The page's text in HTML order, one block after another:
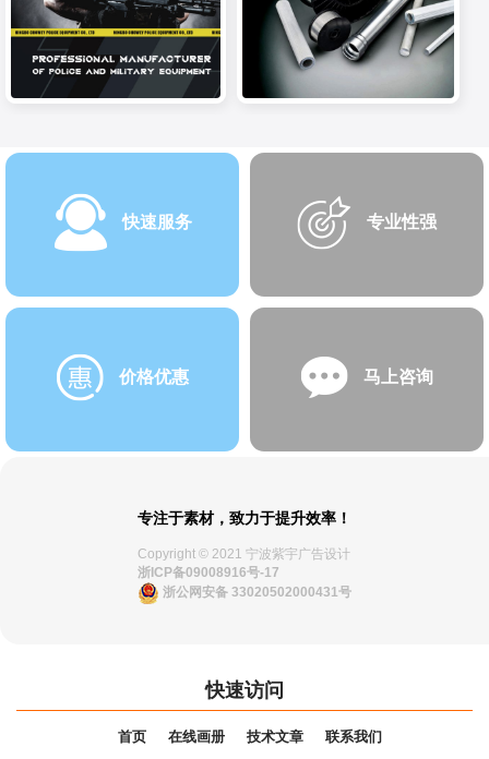
快速服务 专业性强
价格优惠 马上咨询
专注于素材，致力于提升效率！
Copyright © 2021 宁波紫宇广告设计
浙ICP备09008916号-17
浙公网安备 33020502000431号
快速访问
首页 在线画册 技术文章 联系我们